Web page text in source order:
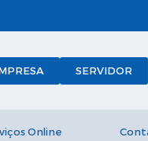
SERVIDOR
Online